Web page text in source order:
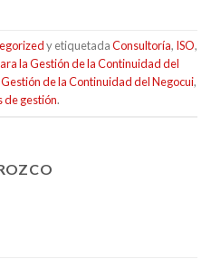
y etiquetadaConsultoría, ISO,
la Gestión de la Continuidad del
de la Continuidad del Negocui,
de gestión.